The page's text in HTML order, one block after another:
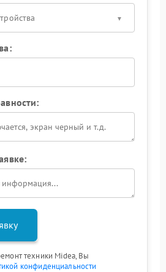
техники Midea, Вы
конфиденциальности